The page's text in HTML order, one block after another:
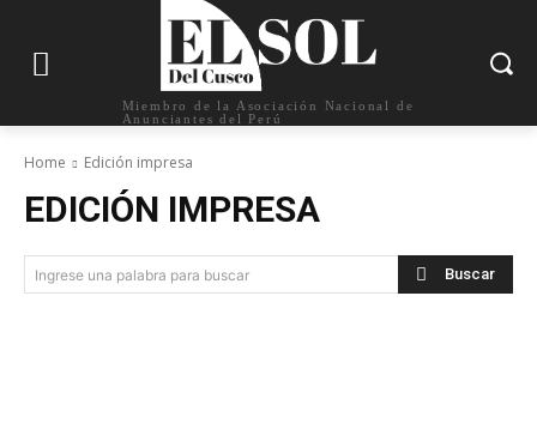
Miembro de la Asociación Nacional de
Anunciantes del Perú
Home Edición impresa
EDICIÓN IMPRESA
Ingrese una palabra para buscar Buscar